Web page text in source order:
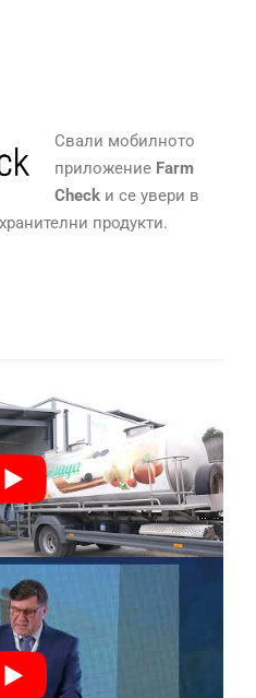
Свали мобилното
приложение Farm
Checkи се увери в
продукти.